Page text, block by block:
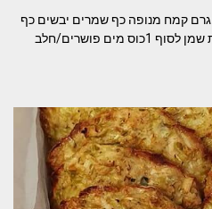
לחמניות שום- חני קונאשוילי 500 גרם קמח מנופה כף שמרים יבשים כף